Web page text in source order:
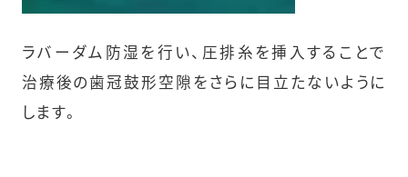
ラバーダム防湿を行い、圧排糸を挿入することで
治療後の歯冠鼓形空隙をさらに目立たないように
します。